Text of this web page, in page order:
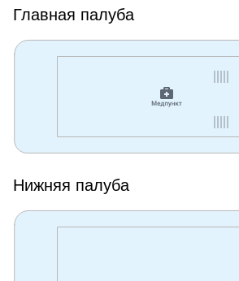
Главная палуба
Нижняя палуба